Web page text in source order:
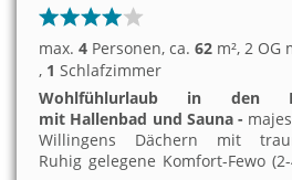
max. 4 Personen, ca. 62 m², 2 OG
, 1 Schlafzimmer
Wohlfühlurlaub in den
mit Hallenbad und Sauna -
Willingens Dächern mit
Ruhig gelegene Komfort-Fewo